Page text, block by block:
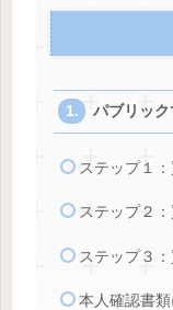
パブリッ
ステップ１
ステップ２
ステップ３
本人確認書